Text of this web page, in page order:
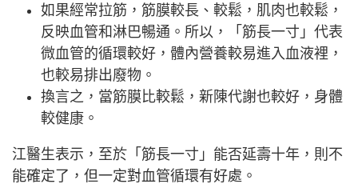
如果經常拉筋，筋膜較長、較鬆，肌肉也較鬆，
反映血管和淋巴暢通。所以，「筋長一寸」代表
微血管的循環較好，體內營養較易進入血液裡，
也較易排出廢物。
換言之，當筋膜比較鬆，新陳代謝也較好，身體
較健康。
江醫生表示，至於「筋長一寸」能否延壽十年，則不
能確定了，但一定對血管循環有好處。